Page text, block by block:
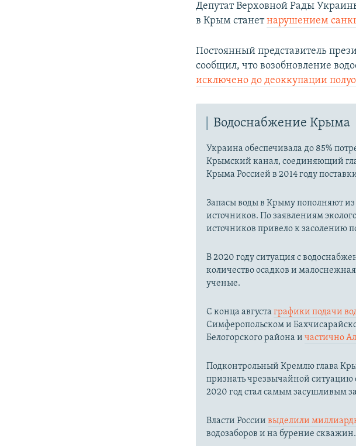
Депутат Верховной Рады
в Крым станетнарушением
Постоянный представитель
сообщил, что возобновление
исключено до деоккупации
Водоснабжение Крыма
Украина обеспечивала до 85%
Крымский канал, соединяющий
Крыма Россией в 2014 году
Запасы воды в Крыму пополняют
источников. По заявлениям
источников привело к засолению
В 2020 году ситуация с
количество осадков и
ученые.
С конца августаграфики подачи
Симферопольском и
Белогорского района ичастично
Подконтрольный Кремлю глава
признать чрезвычайной
2020 год стал самым засушливым
Власти Россиивыделили
водозаборов и на бурение скважин.